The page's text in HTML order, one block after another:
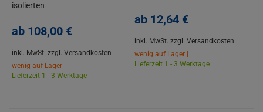
isolierten
Crimpzange
ab 108,00 €
inkl. MwSt. zzgl. Versandkosten
wenig auf Lager |
Lieferzeit 1 - 3 Werktage
ab 12,64 €
inkl. MwSt. zzgl. Versandkosten
wenig auf Lager |
Lieferzeit 1 - 3 Werktage